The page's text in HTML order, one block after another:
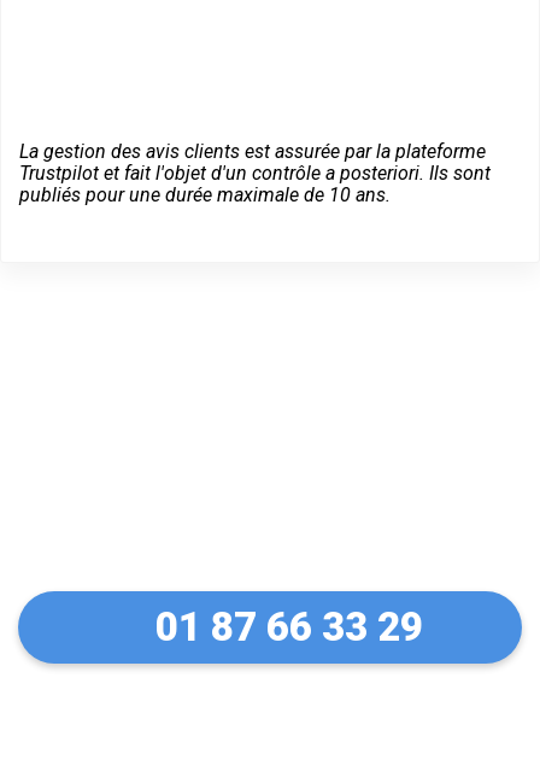
La gestion des avis clients est assurée par la plateforme
Trustpilot et fait l'objet d'un contrôle a posteriori. Ils sont
publiés pour une durée maximale de 10 ans.
01 87 66 33 29